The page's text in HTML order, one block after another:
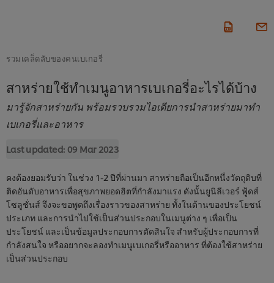
รวมเคล็ดลับของคนเบเกอรี่
สาหร่ายใช้ทำเมนูอาหารเบเกอรี่อะไรได้บ้าง
มารู้จักสาหร่ายกัน พร้อมรวบรวมไอเดียการนำสาหร่ายมาทำ
เบเกอรี่และอาหาร
Last updated: 09 Mar 2023
คงต้องยอมรับว่า ในช่วง 1-2 ปีที่ผ่านมา สาหร่ายถือเป็นอีกหนึ่งวัตถุดิบที่
ติดอันดับอาหารเพื่อสุขภาพยอดฮิตที่กำลังมาแรง ดังนั้นยูนิลีเวอร์ ฟู้ดส์
โซลูชั่นส์ จึงจะขอพูดถึงเรื่องราวของสาหร่าย ทั้งในด้านของประโยชน์
ประเภท และการนำไปใช้เป็นส่วนประกอบในเมนูต่าง ๆ เพื่อเป็น
ประโยชน์ และเป็นข้อมูลประกอบการตัดสินใจ สำหรับผู้ประกอบการที่
กำลังสนใจ หรืออยากจะลองทำเมนูเบเกอรี่หรืออาหาร ที่ต้องใช้สาหร่าย
เป็นส่วนประกอบ